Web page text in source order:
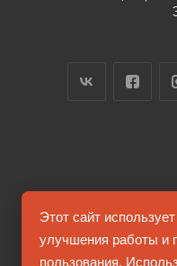
2026
Этот сайт
улучшения работы и
пользования.